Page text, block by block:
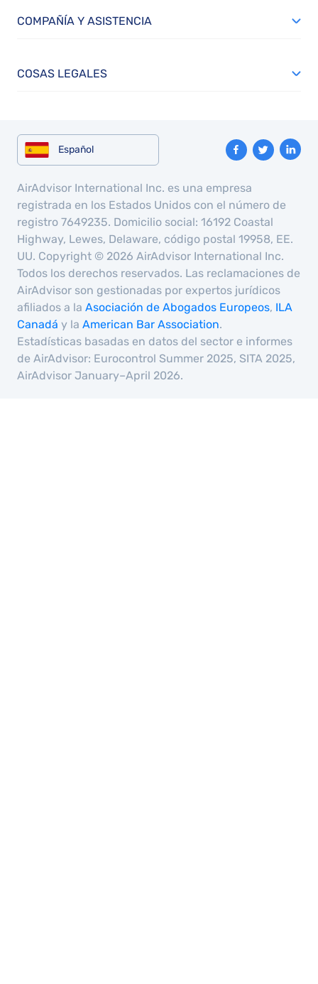
COMPAÑÍA Y ASISTENCIA
COSAS LEGALES
Español
AirAdvisor International Inc. es una empresa
registrada en los Estados Unidos con el número de
registro 7649235. Domicilio social: 16192 Coastal
Highway, Lewes, Delaware, código postal 19958, EE.
UU. Copyright © 2026 AirAdvisor International Inc.
Todos los derechos reservados. Las reclamaciones de
AirAdvisor son gestionadas por expertos jurídicos
afiliados a la Asociación de Abogados Europeos, ILA
Canadá y la American Bar Association.
Estadísticas basadas en datos del sector e informes
de AirAdvisor: Eurocontrol Summer 2025, SITA 2025,
AirAdvisor January–April 2026.